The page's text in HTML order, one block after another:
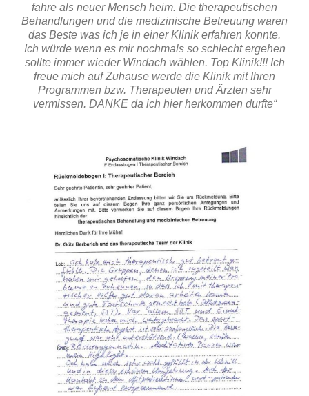
fahre als neuer Mensch heim. Die therapeutischen
Behandlungen und die medizinische Betreuung waren
das Beste was ich je in einer Klinik erfahren konnte.
Ich würde wenn es mir nochmals so schlecht ergehen
sollte immer wieder Windach wählen. Top Klinik!!! Ich
freue mich auf Zuhause werde die Klinik mit Ihren
Programmen bzw. Therapeuten und Ärzten sehr
vermissen. DANKE da ich hier herkommen durfte“